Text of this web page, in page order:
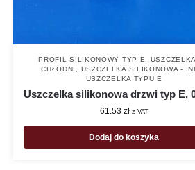
PROFIL SILIKONOWY TYP E
CHŁODNI
USZCZELKA SILIKONOWA -
USZCZELKA TYPU E
Uszczelka silikonowa drzwi typ E,
61.53 zł z VAT
Dodaj do koszyka